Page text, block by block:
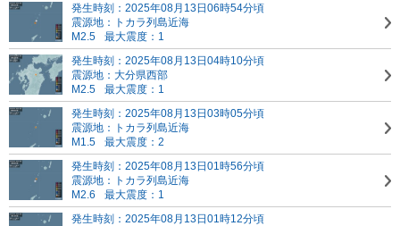
発生時刻：2025年08月13日06時54分頃
震源地：トカラ列島近海
M2.5
最大震度：1
発生時刻：2025年08月13日04時10分頃
震源地：大分県西部
M2.5
最大震度：1
発生時刻：2025年08月13日03時05分頃
震源地：トカラ列島近海
M1.5
最大震度：2
発生時刻：2025年08月13日01時56分頃
震源地：トカラ列島近海
M2.6
最大震度：1
発生時刻：2025年08月13日01時12分頃